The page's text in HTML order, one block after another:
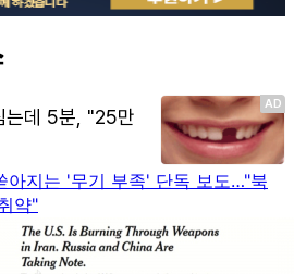
아지는 '무기 부족' 단독 보도…"북
약"